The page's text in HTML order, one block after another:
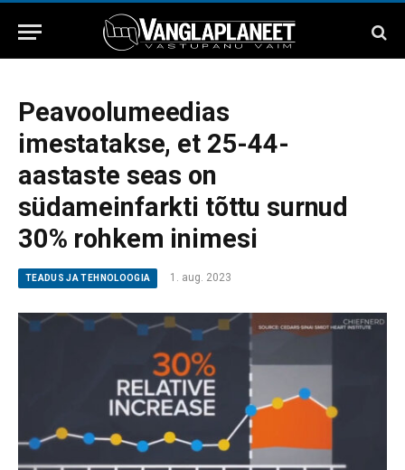
Peavoolumeedias
imestatakse, et 25-44-
aastaste seas on
südameinfarkti tõttu surnud
30% rohkem inimesi
TEADUS JA TEHNOLOOGIA 1. aug. 2023